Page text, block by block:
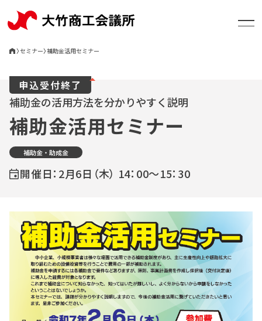
〉セミナー〉補助金活用セミナー
大竹商工会議所について
支援・相談
お知らせ
セミナー
入会案内
申込受付終了
補助金の活用方法を分かりやすく説明
補助金活用セミナー
補助金・助成金
開催日：2月6日（木） 14：00～15：30